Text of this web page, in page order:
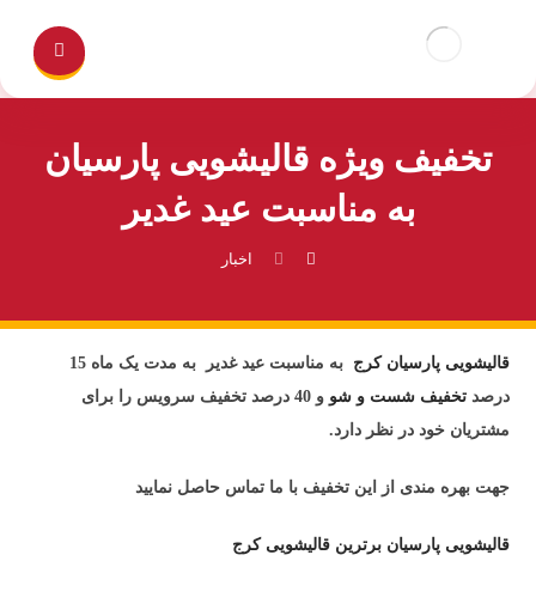
تخفیف ویژه قالیشویی پارسیان
به مناسبت عید غدیر
اخبار
قالیشویی پارسیان کرج
به مناسبت عید غدیر به مدت یک ماه 15
درصدتخفیف شست و شو
و 40 درصد تخفیف سرویس را برای
مشتریان خود در نظر دارد.
جهت بهره مندی از این تخفیف با ما تماس حاصل نمایید
قالیشویی پارسیان برترین قالیشویی کرج